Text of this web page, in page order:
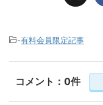
-有料会員限定記事
コメント：0件